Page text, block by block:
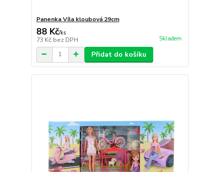
Panenka Víla kloubová 29cm
88 Kč/ks
73 Kč bez DPH Skladem
Přidat do košíku